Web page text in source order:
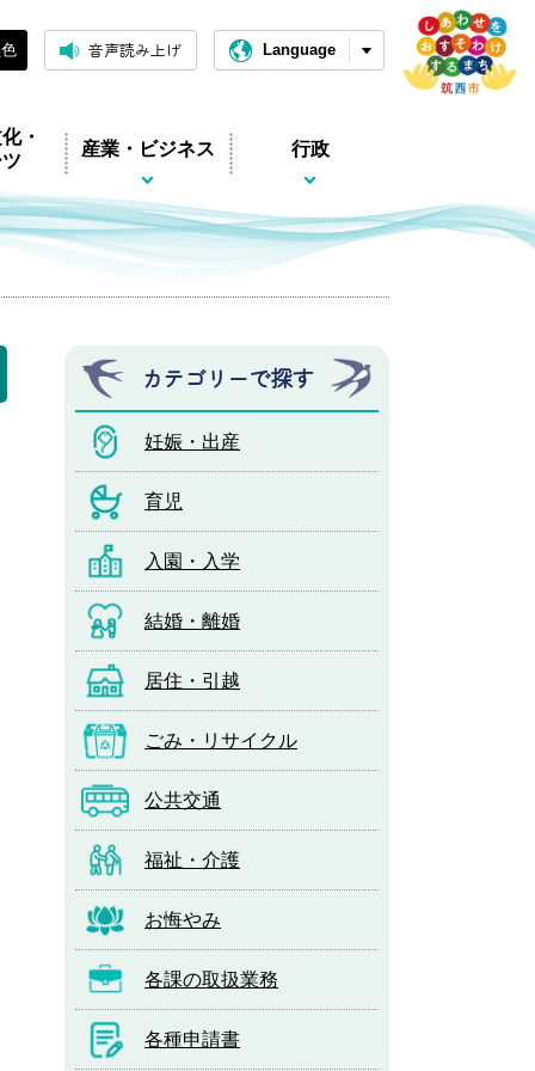
音声読み上げ Language
・
産業・ビジネス 行政
カテゴリーで探す
妊娠・出産
育児
入園・入学
結婚・離婚
居住・引越
ごみ・リサイクル
公共交通
福祉・介護
お悔やみ
各課の取扱業務
各種申請書